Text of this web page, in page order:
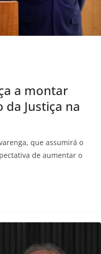
a montar
Justiça na
que assumirá o
de aumentar o